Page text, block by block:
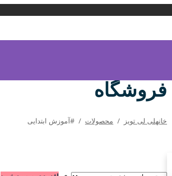
فروشگاه
خانهلی لی تویز / محصولات / #آموزش ابتدایی